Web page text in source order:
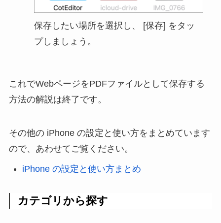
保存したい場所を選択し、 [保存] をタッ
プしましょう。
これでWebページをPDFファイルとして保存する
方法の解説は終了です。
その他の iPhone の設定と使い方をまとめています
ので、あわせてご覧ください。
iPhone の設定と使い方まとめ
カテゴリから探す